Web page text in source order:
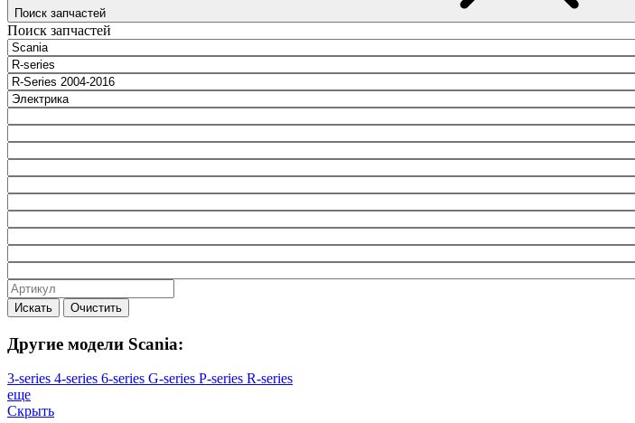
Поиск запчастей
Поиск запчастей
Искать Очистить
Другие модели Scania:
3-series 4-series 6-series G-series P-series R-series
еще
Скрыть